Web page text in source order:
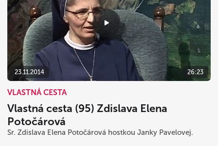
23.11.2014 26:23
VLASTNÁ CESTA
Vlastná cesta (95) Zdislava Elena
Potočárová
Sr. Zdislava Elena Potočárová hostkou Janky Pavelovej.